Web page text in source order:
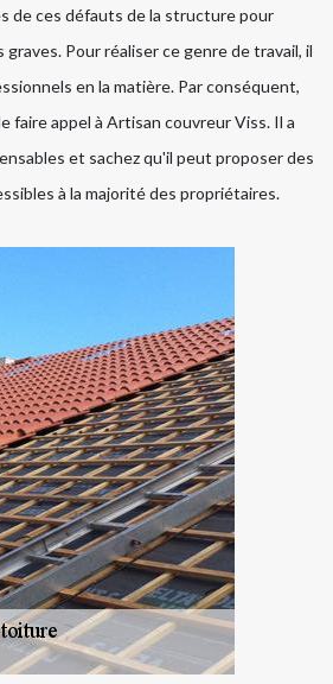
de ces défauts de la structure pour
Pour réaliser ce genre de travail, il
en la matière. Par conséquent,
faire appel à Artisan couvreur Viss. Il a
et sachez qu'il peut proposer des
à la majorité des propriétaires.